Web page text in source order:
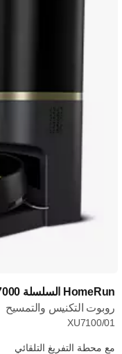
HomeRun السلسلة Aqua 7000
روبوت التكنيس والتمسيح
XU7100/01
مع محطة التفريغ التلقائي